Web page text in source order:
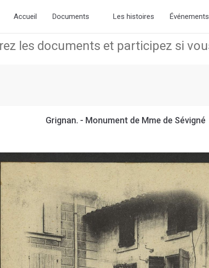
Accueil Documents Les histoires Événements
Grignan. - Monument de Mme de Sévigné